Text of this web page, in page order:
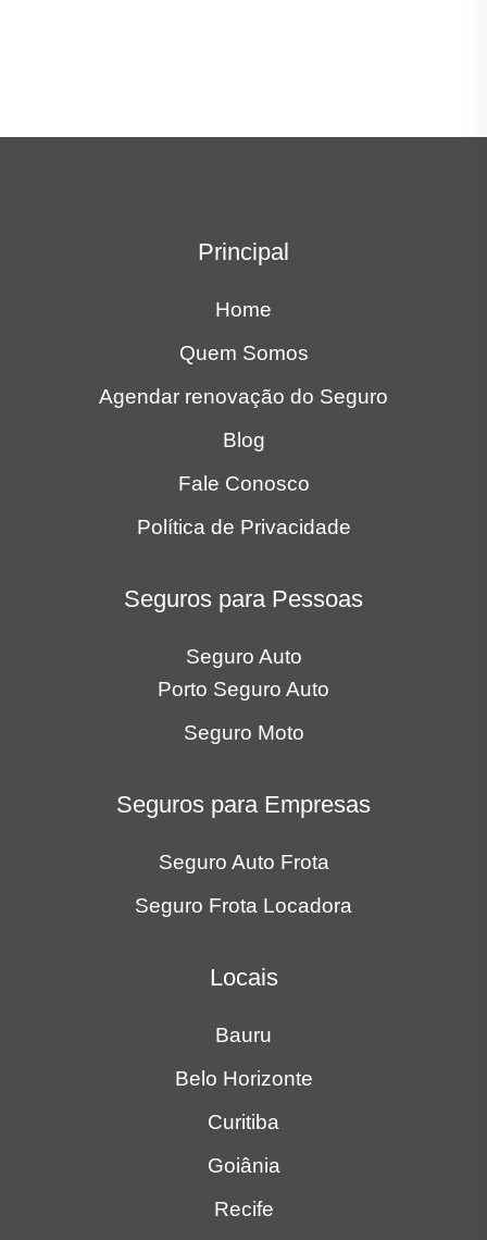
Principal
Home
Quem Somos
Agendar renovação do Seguro
Blog
Fale Conosco
Política de Privacidade
Seguros para Pessoas
Seguro Auto
Porto Seguro Auto
Seguro Moto
Seguros para Empresas
Seguro Auto Frota
Seguro Frota Locadora
Locais
Bauru
Belo Horizonte
Curitiba
Goiânia
Recife